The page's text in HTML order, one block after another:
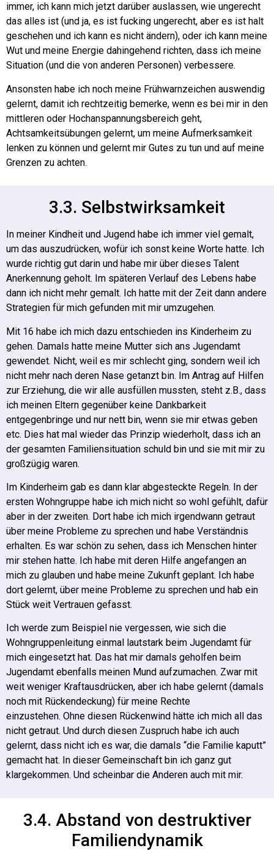
immer, ich kann mich jetzt darüber auslassen, wie ungerecht
das alles ist (und ja, es ist fucking ungerecht, aber es ist halt
geschehen und ich kann es nicht ändern), oder ich kann meine
Wut und meine Energie dahingehend richten, dass ich meine
Situation (und die von anderen Personen) verbessere.
Ansonsten habe ich noch meine Frühwarnzeichen auswendig
gelernt, damit ich rechtzeitig bemerke, wenn es bei mir in den
mittleren oder Hochanspannungsbereich geht,
Achtsamkeitsübungen gelernt, um meine Aufmerksamkeit
lenken zu können und gelernt mir Gutes zu tun und auf meine
Grenzen zu achten.
3.3. Selbstwirksamkeit
In meiner Kindheit und Jugend habe ich immer viel gemalt,
um das auszudrücken, wofür ich sonst keine Worte hatte. Ich
wurde richtig gut darin und habe mir über dieses Talent
Anerkennung geholt. Im späteren Verlauf des Lebens habe
dann ich nicht mehr gemalt. Ich hatte mit der Zeit dann andere
Strategien für mich gefunden mit mir umzugehen.
Mit 16 habe ich mich dazu entschieden ins Kinderheim zu
gehen. Damals hatte meine Mutter sich ans Jugendamt
gewendet. Nicht, weil es mir schlecht ging, sondern weil ich
nicht mehr nach deren Nase getanzt bin. Im Antrag auf Hilfen
zur Erziehung, die wir alle ausfüllen mussten, steht z.B., dass
ich meinen Eltern gegenüber keine Dankbarkeit
entgegenbringe und nur nett bin, wenn sie mir etwas geben
etc. Dies hat mal wieder das Prinzip wiederholt, dass ich an
der gesamten Familiensituation schuld bin und sie mit mir zu
großzügig waren.
Im Kinderheim gab es dann klar abgesteckte Regeln. In der
ersten Wohngruppe habe ich mich nicht so wohl gefühlt, dafür
aber in der zweiten. Dort habe ich mich irgendwann getraut
über meine Probleme zu sprechen und habe Verständnis
erhalten. Es war schön zu sehen, dass ich Menschen hinter
mir stehen hatte. Ich habe mit deren Hilfe angefangen an
mich zu glauben und habe meine Zukunft geplant. Ich habe
dort gelernt, über meine Probleme zu sprechen und hab ein
Stück weit Vertrauen gefasst.
Ich werde zum Beispiel nie vergessen, wie sich die
Wohngruppenleitung einmal lautstark beim Jugendamt für
mich eingesetzt hat. Das hat mir damals geholfen beim
Jugendamt ebenfalls meinen Mund aufzumachen. Zwar mit
weit weniger Kraftausdrücken, aber ich habe gelernt (damals
noch mit Rückendeckung) für meine Rechte
einzustehen. Ohne diesen Rückenwind hätte ich mich all das
nicht getraut. Und durch diesen Zuspruch habe ich auch
gelernt, dass nicht ich es war, die damals “die Familie kaputt”
gemacht hat. In dieser Gemeinschaft bin ich ganz gut
klargekommen. Und scheinbar die Anderen auch mit mir.
3.4. Abstand von destruktiver
Familiendynamik